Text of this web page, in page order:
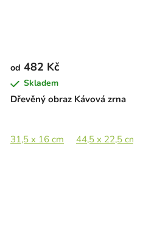
65 x 32,5 cm 89 x 44,5 cm
Dřevěný obraz Kávová zrna
od 482 Kč
Skladem
31,5 x 16 cm 44,5 x 22,5 cm